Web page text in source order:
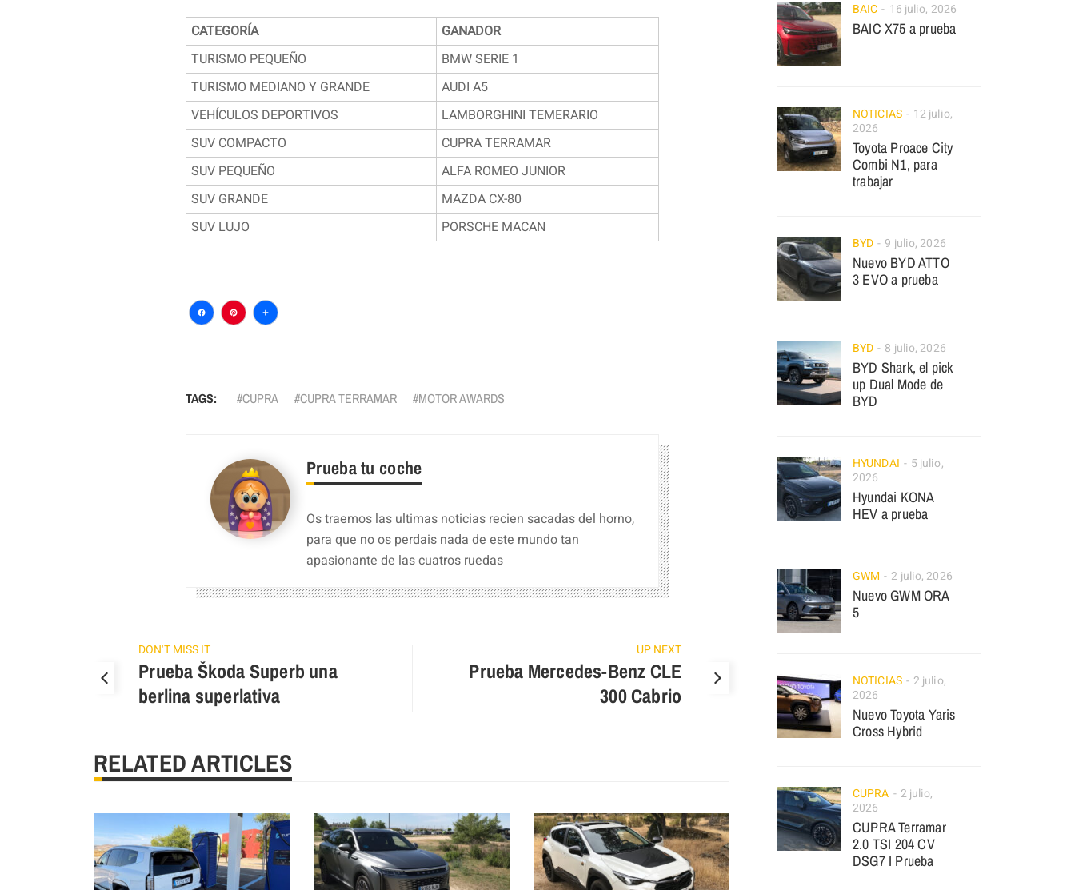
CATEGORÍA
GANADOR
TURISMO PEQUEÑO
BMW SERIE 1
TURISMO MEDIANO Y GRANDE
AUDI A5
VEHÍCULOS DEPORTIVOS
LAMBORGHINI TEMERARIO
SUV COMPACTO
CUPRA TERRAMAR
SUV PEQUEÑO
ALFA ROMEO JUNIOR
SUV GRANDE
MAZDA CX-80
SUV LUJO
PORSCHE MACAN
Facebook
Pinterest
Compartir
TAGS: CUPRA CUPRA TERRAMAR MOTOR AWARDS
Prueba tu coche
Os traemos las ultimas noticias recien sacadas del horno,
para que no os perdais nada de este mundo tan
apasionante de las cuatros ruedas
DON'T MISS IT
Prueba Škoda Superb una
berlina superlativa
UP NEXT
Prueba Mercedes-Benz CLE
300 Cabrio
RELATED ARTICLES
BAIC 16 julio, 2026
BAIC X75 a prueba
NOTICIAS
12 julio,
2026
Toyota Proace City
Combi N1, para
trabajar
BYD 9 julio, 2026
Nuevo BYD ATTO
3 EVO a prueba
BYD 8 julio, 2026
BYD Shark, el pick
up Dual Mode de
BYD
HYUNDAI
5 julio,
2026
Hyundai KONA
HEV a prueba
GWM 2 julio, 2026
Nuevo GWM ORA
5
NOTICIAS
2 julio,
2026
Nuevo Toyota Yaris
Cross Hybrid
CUPRA
2 julio,
2026
CUPRA Terramar
2.0 TSI 204 CV
DSG7 I Prueba